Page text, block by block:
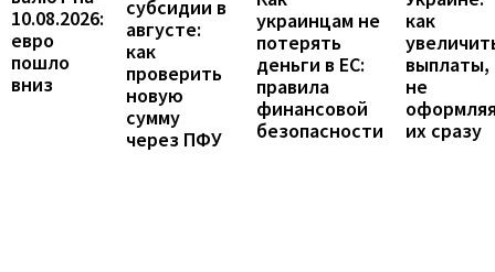
10.08.2026:
евро
пошло
вниз
субсидии в
августе:
как
проверить
новую
сумму
через ПФУ
украинцам не
потерять
деньги в ЕС:
правила
финансовой
безопасности
как
выплаты,
не
их сразу